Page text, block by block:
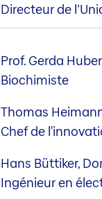
Directeur de
Prof. Gerda Huber
Biochimiste
Thomas
Chef de
Hans Büttiker,
Ingénieur en